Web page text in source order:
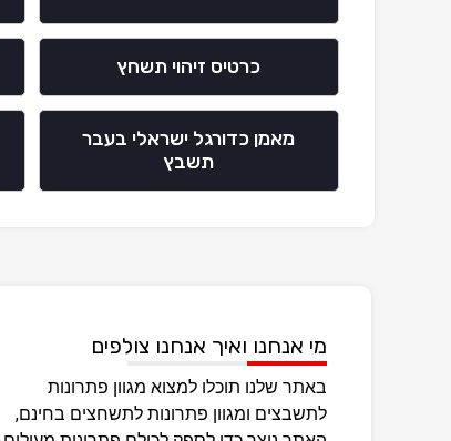
כרטיס זיהוי תשחץ
מאמן כדורגל ישראלי בעבר
תשבץ
מי אנחנו ואיך אנחנו צולפים
באתר שלנו תוכלו למצוא מגוון פתרונות
לתשבצים ומגוון פתרונות לתשחצים בחינם,